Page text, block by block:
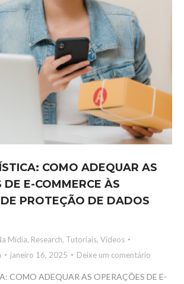
COMO ADEQUAR AS
DE E-COMMERCE ÀS
PROTEÇÃO DE DADOS
Mídia, Research, Tutoriais, Vídeos
janeiro 16, 2025 Deixe um comentário
COMO ADEQUAR AS OPERAÇÕES DE E-